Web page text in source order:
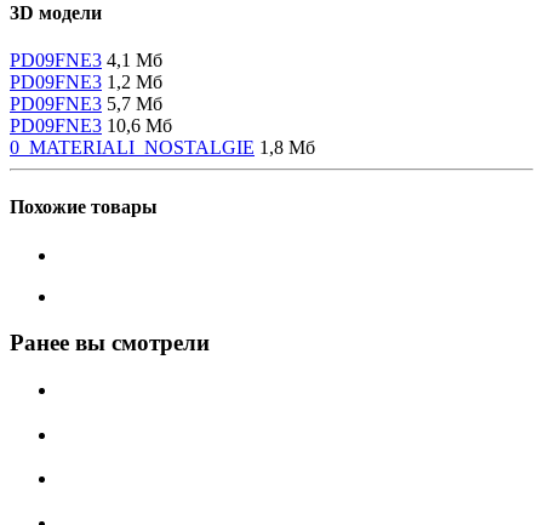
3D модели
PD09FNE3 4,1 Мб
PD09FNE3 1,2 Мб
PD09FNE3 5,7 Мб
PD09FNE3 10,6 Мб
0_MATERIALI_NOSTALGIE 1,8 Мб
Похожие товары
Ранее вы смотрели